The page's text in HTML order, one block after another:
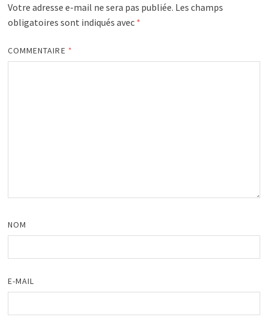
Votre adresse e-mail ne sera pas publiée. Les champs
obligatoires sont indiqués avec *
COMMENTAIRE *
NOM
E-MAIL